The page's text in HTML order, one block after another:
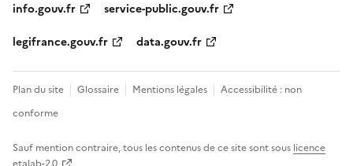
info.gouv.fr
service-public.gouv.fr
legifrance.gouv.fr
data.gouv.fr
Plan du site Glossaire Mentions légales
Accessibilité : non
conforme
Sauf mention contraire, tous les contenus de ce site sont sous licence